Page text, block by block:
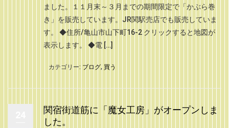
ました。１１月末～３月までの期間限定で「かぶら巻
き」を販売しています。JR関駅売店でも販売していま
す。 ◆住所/亀山市山下町16-2 クリックすると地図が
表示します。 ◆電 […]
カテゴリー: ブログ, 買う
関宿街道筋に「魔女工房」がオープンしま
した。